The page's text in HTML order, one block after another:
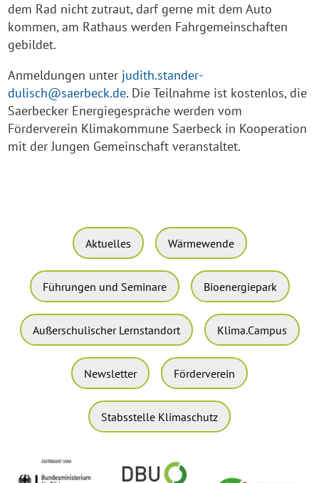
dem Rad nicht zutraut, darf gerne mit dem Auto
kommen, am Rathaus werden Fahrgemeinschaften
gebildet.
Anmeldungen unter judith.stander-
dulisch@saerbeck.de. Die Teilnahme ist kostenlos, die
Saerbecker Energiegespräche werden vom
Förderverein Klimakommune Saerbeck in Kooperation
mit der Jungen Gemeinschaft veranstaltet.
Aktuelles Wärmewende
Führungen und Seminare Bioenergiepark
Außerschulischer Lernstandort Klima.Campus
Newsletter Förderverein
Stabsstelle Klimaschutz